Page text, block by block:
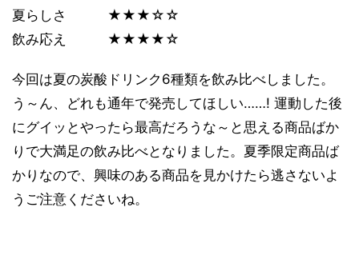
夏らしさ ★★★☆☆
飲み応え ★★★★☆
今回は夏の炭酸ドリンク6種類を飲み比べしました。
う～ん、どれも通年で発売してほしい……! 運動した後
にグイッとやったら最高だろうな～と思える商品ばか
りで大満足の飲み比べとなりました。夏季限定商品ば
かりなので、興味のある商品を見かけたら逃さないよ
うご注意くださいね。